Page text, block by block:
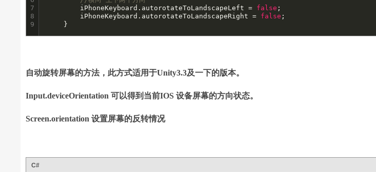
7
8
9
		iPhoneKeyboard.autorotateToLandscapeLeft =
false ;
		iPhoneKeyboard.autorotateToLandscapeRight =
false ;
	}
自动旋转屏幕的方法，此方式适用于Unity3.3及一下的版本。
Input.deviceOrientation 可以得到当前IOS 设备屏幕的方向状态。
Screen.orientation 设置屏幕的反转情况
C#